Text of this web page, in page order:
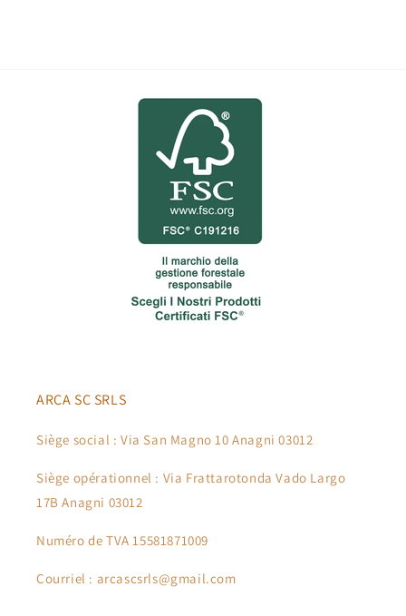
ARCA SC SRLS
Siège social : Via San Magno 10 Anagni 03012
Siège opérationnel : Via Frattarotonda Vado Largo
17B Anagni 03012
Numéro de TVA 15581871009
Courriel : arcascsrls@gmail.com